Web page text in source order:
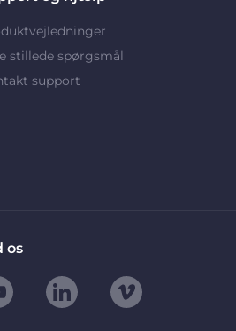
stillede spørgsmål
support
os